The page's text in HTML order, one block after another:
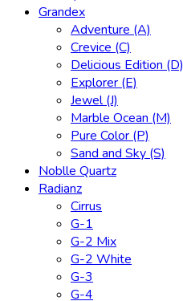
Grandex
Adventure (A)
Crevice (C)
Delicious Edition (D)
Explorer (E)
Jewel (J)
Marble Ocean (M)
Pure Color (P)
Sand and Sky (S)
Noblle Quartz
Radianz
Cirrus
G-1
G-2 Mix
G-2 White
G-3
G-4